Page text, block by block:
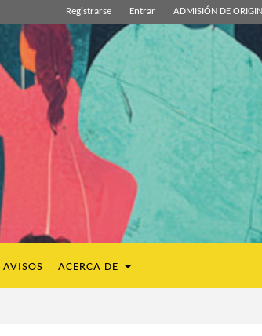
AVISOS ACERCA DE
Registrarse Entrar ADMISIÓN DE